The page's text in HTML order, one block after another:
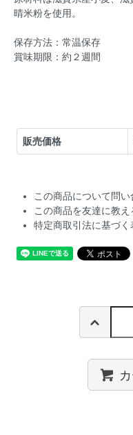
晴米粉を使用。
保存方法：常温保存
賞味期限：約２週間
販売価格
この商品について問い
この商品を友達に教え
特定商取引法に基づく